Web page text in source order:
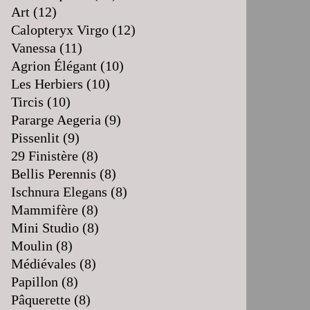
Art (12)
Calopteryx Virgo (12)
Vanessa (11)
Agrion Élégant (10)
Les Herbiers (10)
Tircis (10)
Pararge Aegeria (9)
Pissenlit (9)
29 Finistère (8)
Bellis Perennis (8)
Ischnura Elegans (8)
Mammifère (8)
Mini Studio (8)
Moulin (8)
Médiévales (8)
Papillon (8)
Pâquerette (8)